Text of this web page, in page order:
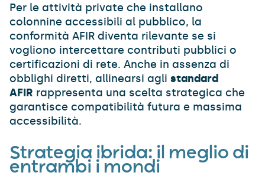
Per le attività private che installano
colonnine accessibili al pubblico, la
conformità AFIR diventa rilevante se si
vogliono intercettare contributi pubblici o
certificazioni di rete. Anche in assenza di
obblighi diretti, allinearsi agli standard
AFIR rappresenta una scelta strategica che
garantisce compatibilità futura e massima
accessibilità.
Strategia ibrida: il meglio di
entrambi i mondi